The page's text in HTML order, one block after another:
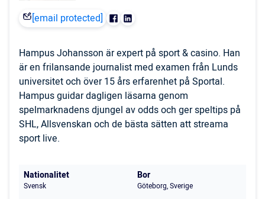
[email protected]
Hampus Johansson är expert på sport & casino. Han
är en frilansande journalist med examen från Lunds
universitet och över 15 års erfarenhet på Sportal.
Hampus guidar dagligen läsarna genom
spelmarknadens djungel av odds och ger speltips på
SHL, Allsvenskan och de bästa sätten att streama
sport live.
Nationalitet
Svensk
Bor
Göteborg, Sverige